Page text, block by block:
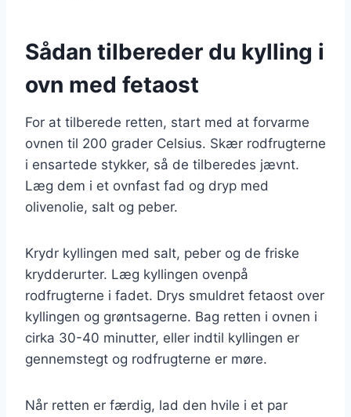
Sådan tilbereder du kylling i
ovn med fetaost
For at tilberede retten, start med at forvarme
ovnen til 200 grader Celsius. Skær rodfrugterne
i ensartede stykker, så de tilberedes jævnt.
Læg dem i et ovnfast fad og dryp med
olivenolie, salt og peber.
Krydr kyllingen med salt, peber og de friske
krydderurter. Læg kyllingen ovenpå
rodfrugterne i fadet. Drys smuldret fetaost over
kyllingen og grøntsagerne. Bag retten i ovnen i
cirka 30-40 minutter, eller indtil kyllingen er
gennemstegt og rodfrugterne er møre.
Når retten er færdig, lad den hvile i et par